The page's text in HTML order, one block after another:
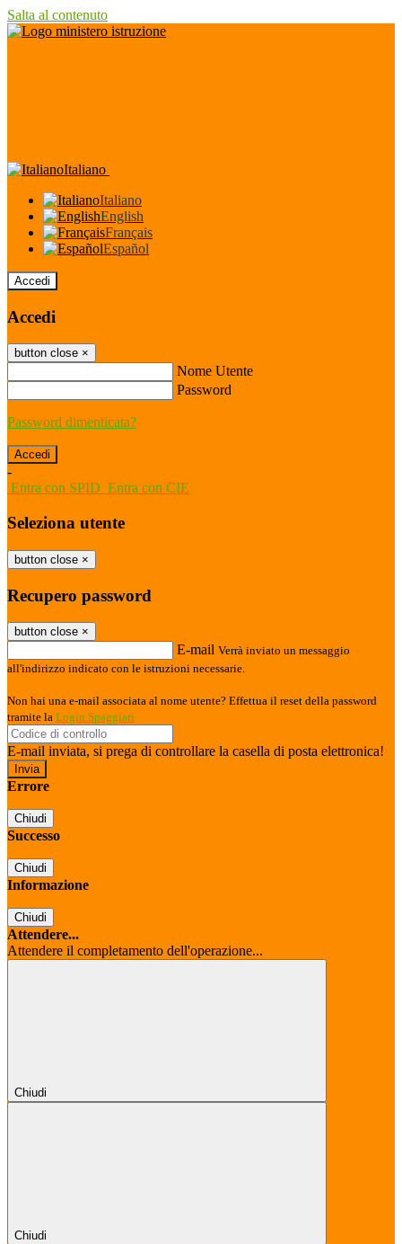
Salta al contenuto
Italiano
Italiano
English
Français
Español
Accedi
Accedi
button close ×
Nome Utente
Password
Password dimenticata?
-
Entra con SPID Entra con CIE
Seleziona utente
button close ×
Recupero password
button close ×
E-mail Verrà inviato un messaggio
all'indirizzo indicato con le istruzioni necessarie.
Non hai una e-mail associata al nome utente? Effettua il reset della password
tramite la Login Spaggiari
E-mail inviata, si prega di controllare la casella di posta elettronica!
Errore
Chiudi
Successo
Chiudi
Informazione
Chiudi
Attendere...
Attendere il completamento dell'operazione...
Chiudi
Chiudi